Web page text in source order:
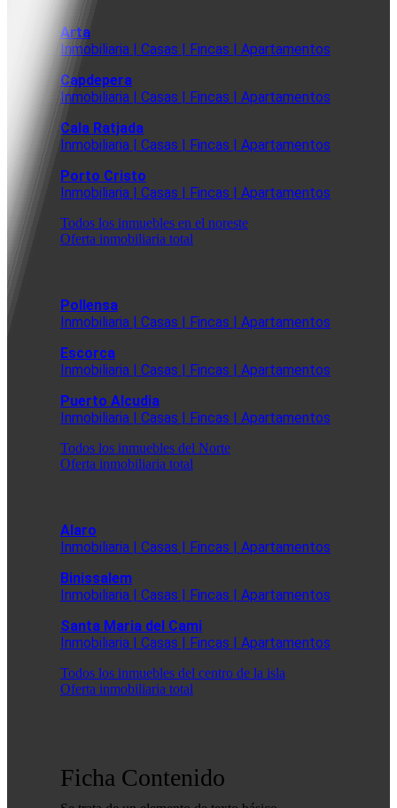
Arta
Inmobiliaria | Casas | Fincas | Apartamentos
Capdepera
Inmobiliaria | Casas | Fincas | Apartamentos
Cala Ratjada
Inmobiliaria | Casas | Fincas | Apartamentos
Porto Cristo
Inmobiliaria | Casas | Fincas | Apartamentos
Todos los inmuebles en el noreste
Oferta inmobiliaria total
Pollensa
Inmobiliaria | Casas | Fincas | Apartamentos
Escorca
Inmobiliaria | Casas | Fincas | Apartamentos
Puerto Alcudia
Inmobiliaria | Casas | Fincas | Apartamentos
Todos los inmuebles del Norte
Oferta inmobiliaria total
Alaro
Inmobiliaria | Casas | Fincas | Apartamentos
Binissalem
Inmobiliaria | Casas | Fincas | Apartamentos
Santa Maria del Cami
Inmobiliaria | Casas | Fincas | Apartamentos
Todos los inmuebles del centro de la isla
Oferta inmobiliaria total
Ficha Contenido